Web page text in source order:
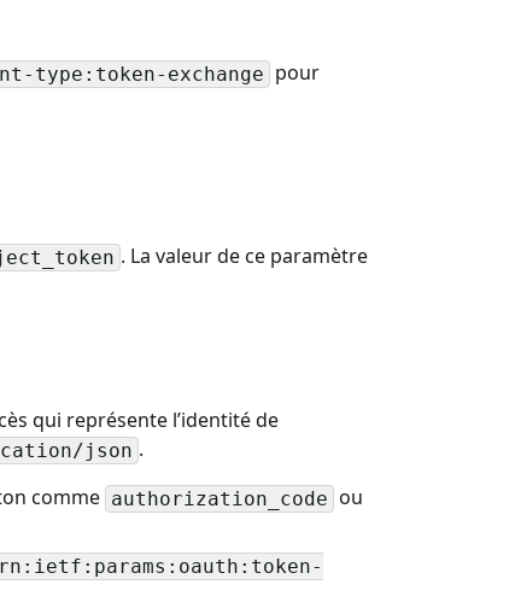
type:token-exchange pour
. La valeur de ce paramètre
qui représente l’identité de
json .
comme authorization_code ou